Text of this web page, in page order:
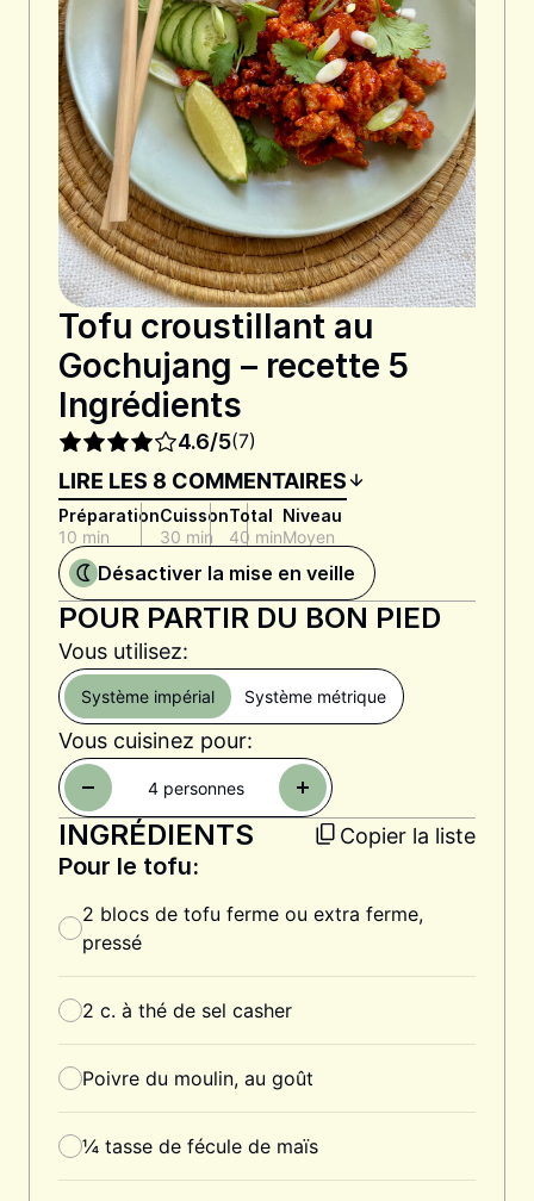
Tofu croustillant au
Gochujang – recette 5
Ingrédients
4.6/5(7)
LIRE LES 8 COMMENTAIRES
Préparation
10 min
Cuisson
30 min
Total
40 min
Niveau
Moyen
Désactiver la mise en veille
POUR PARTIR DU BON PIED
Vous utilisez:
Système impérial Système métrique
Vous cuisinez pour:
4 personnes
INGRÉDIENTS Copier la liste
Pour le tofu:
2 blocs de tofu ferme ou extra ferme,
pressé
2 c. à thé de sel casher
Poivre du moulin, au goût
¼ tasse de fécule de maïs